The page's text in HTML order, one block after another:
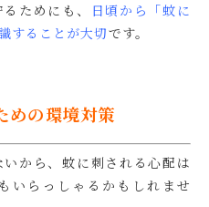
ためにも、
日頃から「蚊に
することが大切です。
めの環境対策
いから、蚊に刺される心配は
いらっしゃるかもしれませ